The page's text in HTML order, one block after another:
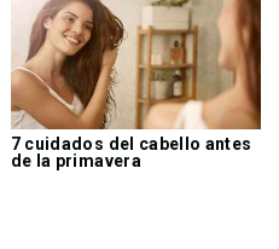
7 cuidados del cabello antes
de la primavera